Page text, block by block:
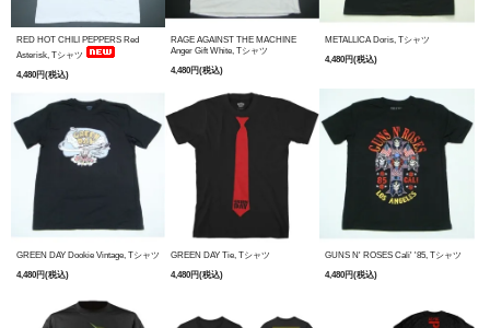
RED HOT CHILI PEPPERS Red
Asterisk, Tシャツ
4,480円(税込)
RAGE AGAINST THE MACHINE
Anger Gift White, Tシャツ
4,480円(税込)
METALLICA Doris, Tシャツ
4,480円(税込)
GREEN DAY Dookie Vintage, Tシャツ
4,480円(税込)
GREEN DAY Tie, Tシャツ
4,480円(税込)
GUNS N' ROSES Cali' '85, Tシャツ
4,480円(税込)